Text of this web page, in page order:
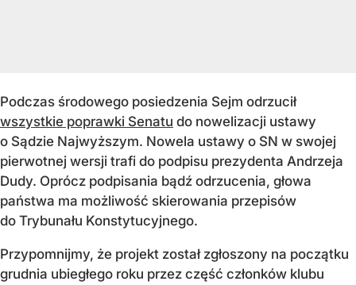
Podczas środowego posiedzenia Sejm odrzucił
wszystkie poprawki Senatu do nowelizacji ustawy
o Sądzie Najwyższym. Nowela ustawy o SN w swojej
pierwotnej wersji trafi do podpisu prezydenta Andrzeja
Dudy. Oprócz podpisania bądź odrzucenia, głowa
państwa ma możliwość skierowania przepisów
do Trybunału Konstytucyjnego.
Przypomnijmy, że projekt został zgłoszony na początku
grudnia ubiegłego roku przez część członków klubu